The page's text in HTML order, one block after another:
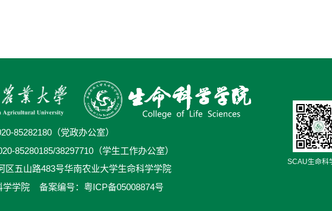
85282180（党政办公室）
85280185/38297710（学生工作办公室）
区五山路483号华南农业大学生命科学学院
学学院备案编号：粤ICP备05008874号
SCAU生命科